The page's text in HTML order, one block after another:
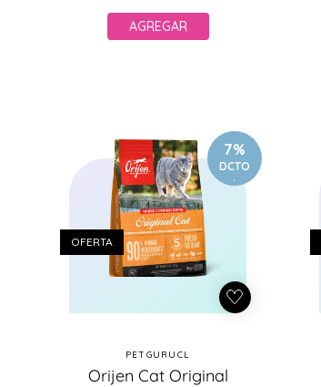
AGREGAR
7%
DCTO
.
OFERTA
Proveedor:
PETGURUCL
Orijen Cat Original